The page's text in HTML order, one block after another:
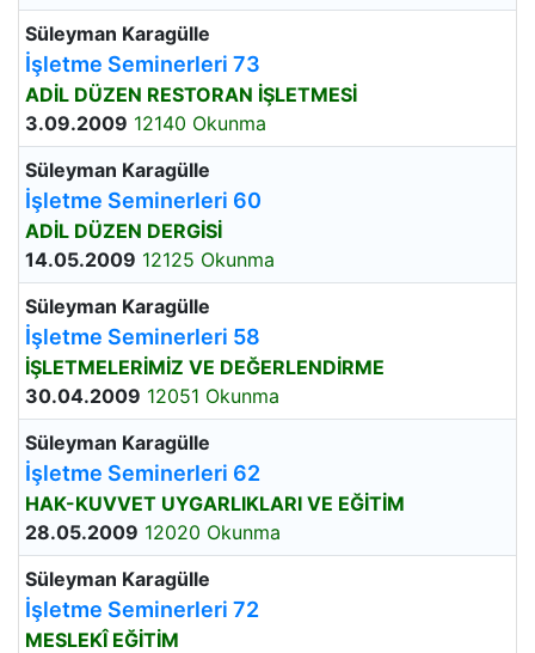
Süleyman Karagülle
İşletme Seminerleri 73
ADİL DÜZEN RESTORAN İŞLETMESİ
3.09.2009 12140 Okunma
Süleyman Karagülle
İşletme Seminerleri 60
ADİL DÜZEN DERGİSİ
14.05.2009 12125 Okunma
Süleyman Karagülle
İşletme Seminerleri 58
İŞLETMELERİMİZ VE DEĞERLENDİRME
30.04.2009 12051 Okunma
Süleyman Karagülle
İşletme Seminerleri 62
HAK-KUVVET UYGARLIKLARI VE EĞİTİM
28.05.2009 12020 Okunma
Süleyman Karagülle
İşletme Seminerleri 72
MESLEKÎ EĞİTİM